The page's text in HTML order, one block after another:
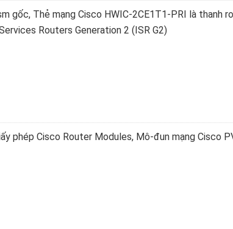
gốc, Thẻ mạng Cisco HWIC-2CE1T1-PRI là thanh
Routers Generation 2 (ISR G2)
phép Cisco Router Modules, Mô-đun mạng Cisco